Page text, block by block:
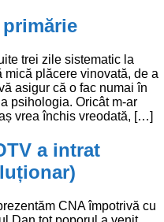
trei zile sistematic la
mică plăcere vinovată, de a
asigur că o fac numai în
psihologia. Oricât m-ar
vrea închis vreodată, […]
a intrat
CNA împotrivă cu